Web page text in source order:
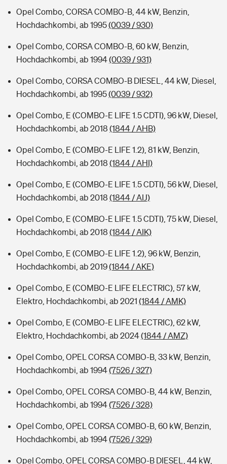
Opel Combo, CORSA COMBO-B, 44 kW, Benzin,
Hochdachkombi, ab 1995(0039 / 930)
Opel Combo, CORSA COMBO-B, 60 kW, Benzin,
Hochdachkombi, ab 1994(0039 / 931)
Opel Combo, CORSA COMBO-B DIESEL, 44 kW, Diesel,
Hochdachkombi, ab 1995(0039 / 932)
Opel Combo, E (COMBO-E LIFE 1.5 CDTI), 96 kW, Diesel,
Hochdachkombi, ab 2018 (1844 / AHB)
Opel Combo, E (COMBO-E LIFE 1.2), 81 kW, Benzin,
Hochdachkombi, ab 2018 (1844 / AHI)
Opel Combo, E (COMBO-E LIFE 1.5 CDTI), 56 kW, Diesel,
Hochdachkombi, ab 2018 (1844 / AIJ)
Opel Combo, E (COMBO-E LIFE 1.5 CDTI), 75 kW, Diesel,
Hochdachkombi, ab 2018 (1844 / AIK)
Opel Combo, E (COMBO-E LIFE 1.2), 96 kW, Benzin,
Hochdachkombi, ab 2019(1844 / AKE)
Opel Combo, E (COMBO-E LIFE ELECTRIC), 57 kW,
Elektro, Hochdachkombi, ab 2021 (1844 / AMK)
Opel Combo, E (COMBO-E LIFE ELECTRIC), 62 kW,
Elektro, Hochdachkombi, ab 2024(1844 / AMZ)
Opel Combo, OPEL CORSA COMBO-B, 33 kW, Benzin,
Hochdachkombi, ab 1994(7526 / 327)
Opel Combo, OPEL CORSA COMBO-B, 44 kW, Benzin,
Hochdachkombi, ab 1994(7526 / 328)
Opel Combo, OPEL CORSA COMBO-B, 60 kW, Benzin,
Hochdachkombi, ab 1994(7526 / 329)
Opel Combo, OPEL CORSA COMBO-B DIESEL, 44 kW,